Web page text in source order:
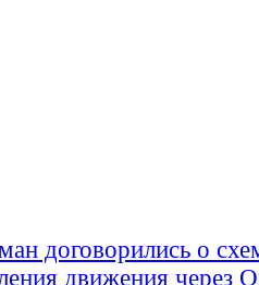
договорились о
движения через